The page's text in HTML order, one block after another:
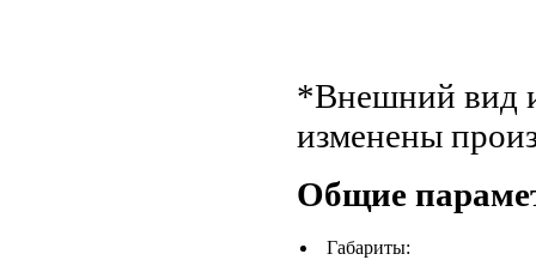
*Внешний вид
изменены
Общие
Габариты: